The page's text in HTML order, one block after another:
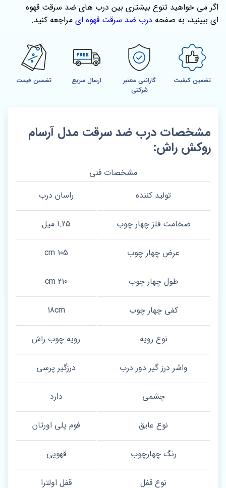
اگر می‌ خواهید تنوع بیشتری بین درب‌ های ضد سرقت قهوه
ای ببینید، به صفحه‌ درب ضد سرقت قهوه ای مراجعه کنید.
تضمین کیفیت
گارانتی معتبر
شرکتی
ارسال سریع تضمین قیمت
مشخصات درب ضد سرقت مدل آرسام
روکش راش:
مشخصات فنی
تولید کننده
راسان درب
ضخامت فلز چهار چوب 1.25 میل
عرض چهار چوب 105 cm
طول چهار چوب 210 cm
کفی چهار چوب 18cm
نوع رویه رویه چوب راش
واشر درز گیر دور درب درزگیر پرسی
چشمی دارد
نوع عایق فوم پلی اورتان
رنگ چهارچوب قهویی
نوع قفل قفل اولترا